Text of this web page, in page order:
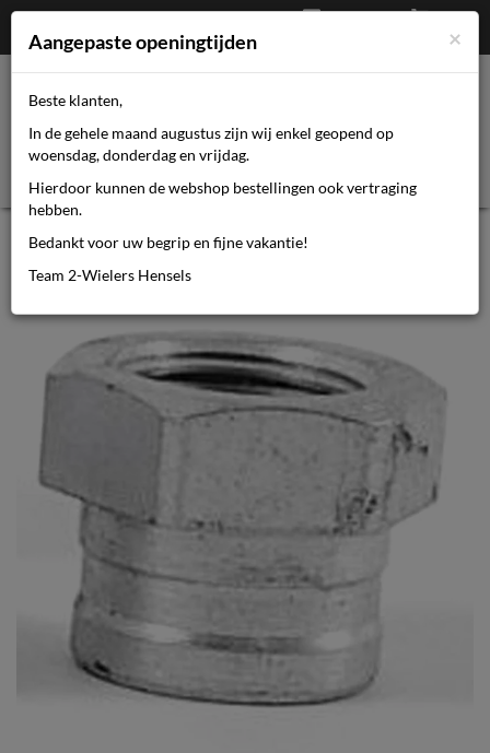
€0,00
Afrekenen
Mijn account
Batavus Moer achteras poelie sram
3v p/st
×
Aangepaste openingtijden
Beste klanten,
In de gehele maand augustus zijn wij enkel geopend op
woensdag, donderdag en vrijdag.
Hierdoor kunnen de webshop bestellingen ook vertraging
hebben.
Bedankt voor uw begrip en fijne vakantie!
Team 2-Wielers Hensels